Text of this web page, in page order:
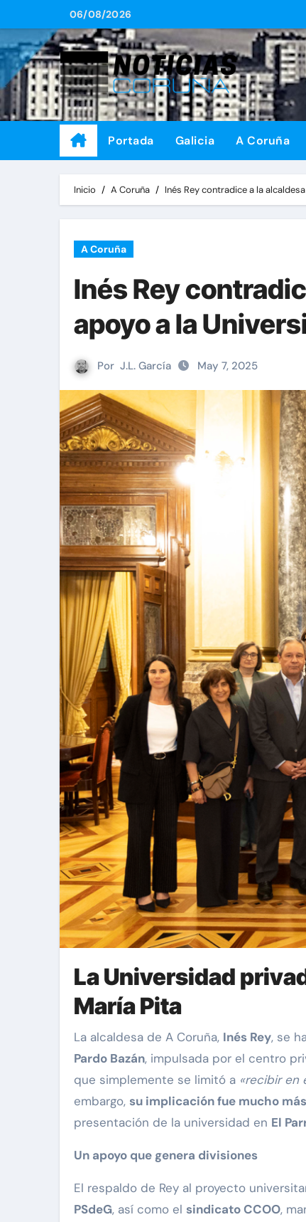
al
contenido
06/08/2026
Portada Galicia A Coruña
Inicio A Coruña Inés Rey contradice a la
A Coruña
Inés Rey
apoyo a la
Por J.L. García May 7, 2025
La Universidad
María Pita
La alcaldesa de A Coruña, Inés Rey, se
Pardo Bazán, impulsada por el centro
que simplemente se limitó a «recibir en
embargo, su implicación fue mucho
presentación de la universidad en El
Un apoyo que genera divisiones
El respaldo de Rey al proyecto
PSdeG, así como el sindicato CCOO,